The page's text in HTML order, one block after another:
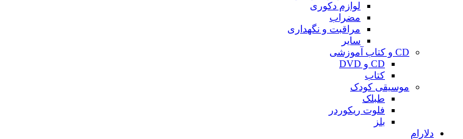
لوازم دکوری
مضراب
مراقبت و نگهداری
سایر
CD و کتاب آموزشی
CD و DVD
کتاب
موسیقی کودک
طبلک
فلوت ریکوردر
بلز
دلارام